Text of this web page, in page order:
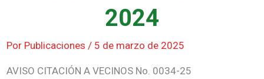
2024
Por Publicaciones / 5 de marzo de 2025
AVISO CITACIÓN A VECINOS No. 0034-25